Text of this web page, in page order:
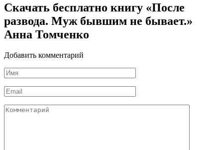
Скачать бесплатно книгу «После
развода. Муж бывшим не бывает.»
Анна Томченко
Добавить комментарий
Имя
*
Email
*
Комментарий